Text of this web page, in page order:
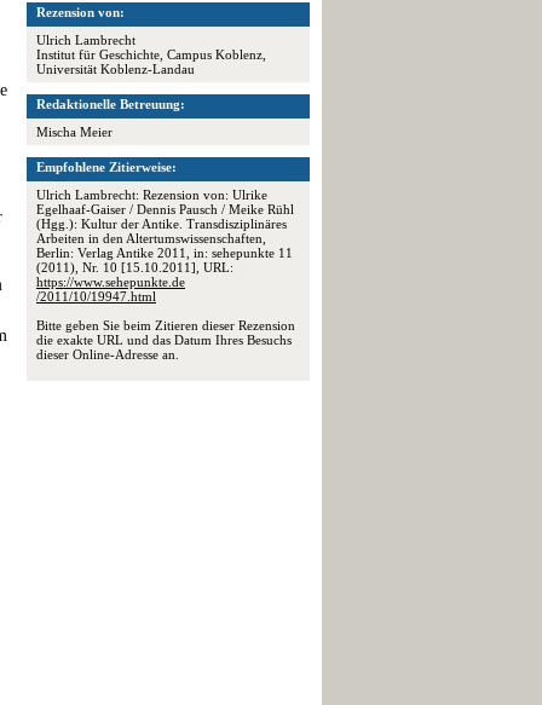
Rezension von:
Ulrich Lambrecht
Institut für Geschichte, Campus Koblenz,
Universität Koblenz-Landau
Redaktionelle Betreuung:
Mischa Meier
Empfohlene Zitierweise:
Ulrich Lambrecht: Rezension von: Ulrike
Egelhaaf-Gaiser / Dennis Pausch / Meike Rühl
(Hgg.): Kultur der Antike. Transdisziplinäres
Arbeiten in den Altertumswissenschaften,
Berlin: Verlag Antike 2011, in: sehepunkte 11
(2011), Nr. 10 [15.10.2011], URL:
https://www.sehepunkte.de
/2011/10/19947.html
Bitte geben Sie beim Zitieren dieser Rezension
die exakte URL und das Datum Ihres Besuchs
dieser Online-Adresse an.